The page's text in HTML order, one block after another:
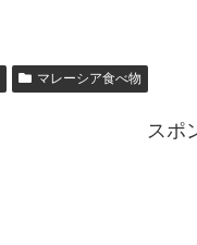
マレーシア食べ物
スポ